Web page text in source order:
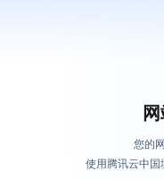
您的
使用腾讯云中国